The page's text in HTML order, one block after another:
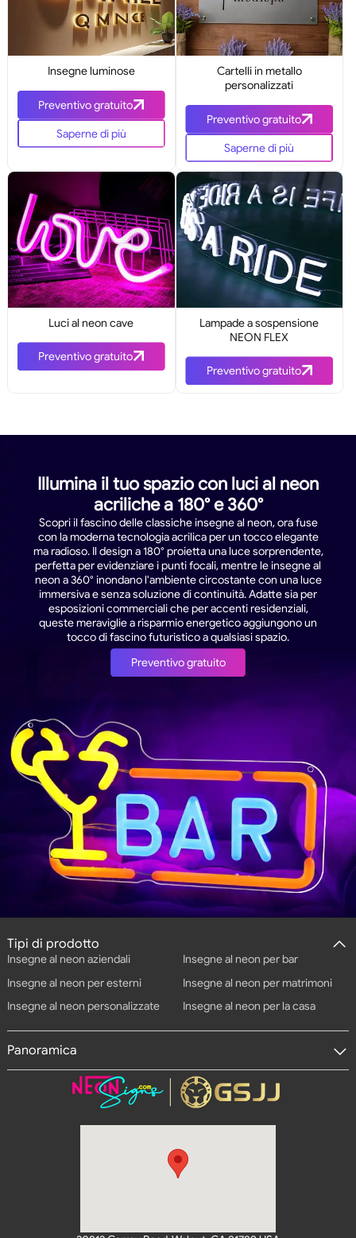
Insegne luminose
Preventivo gratuito
Saperne di più
Cartelli in metallo
personalizzati
Preventivo gratuito
Saperne di più
Luci al neon cave
Preventivo gratuito
Lampade a sospensione
NEON FLEX
Preventivo gratuito
Illumina il tuo spazio con luci al neon
acriliche a 180° e 360°
Scopri il fascino delle classiche insegne al neon, ora fuse
con la moderna tecnologia acrilica per un tocco elegante
ma radioso. Il design a 180° proietta una luce sorprendente,
perfetta per evidenziare i punti focali, mentre le insegne al
neon a 360° inondano l'ambiente circostante con una luce
immersiva e senza soluzione di continuità. Adatte sia per
esposizioni commerciali che per accenti residenziali,
queste meraviglie a risparmio energetico aggiungono un
tocco di fascino futuristico a qualsiasi spazio.
Preventivo gratuito
Tipi di prodotto
Insegne al neon aziendali
Insegne al neon per bar
Insegne al neon per esterni
Insegne al neon per matrimoni
Insegne al neon personalizzate
Insegne al neon per la casa
Panoramica